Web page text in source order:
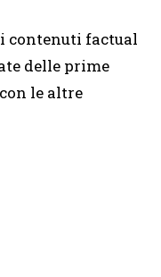
contenuti factual
delle prime
le altre